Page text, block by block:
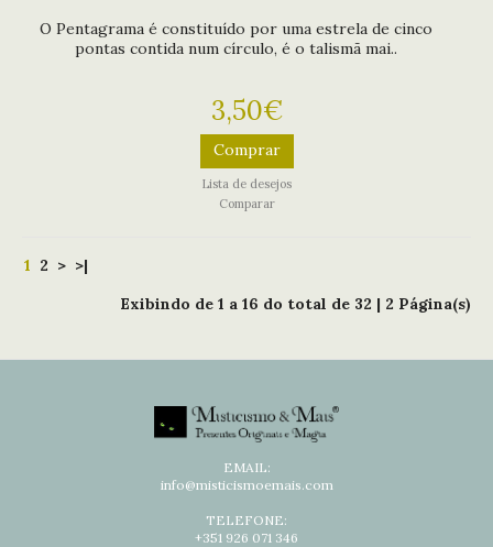
O Pentagrama é constituído por uma estrela de cinco
pontas contida num círculo, é o talismã mai..
3,50€
Comprar
Lista de desejos
Comparar
1 2 > >|
Exibindo de 1 a 16 do total de 32 | 2 Página(s)
EMAIL:
info@misticismoemais.com
TELEFONE:
+351 926 071 346